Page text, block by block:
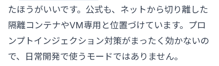
たほうがいいです。公式も、ネットから切り離した
隔離コンテナやVM専用と位置づけています。プロ
ンプトインジェクション対策がまったく効かないの
で、日常開発で使うモードではありません。